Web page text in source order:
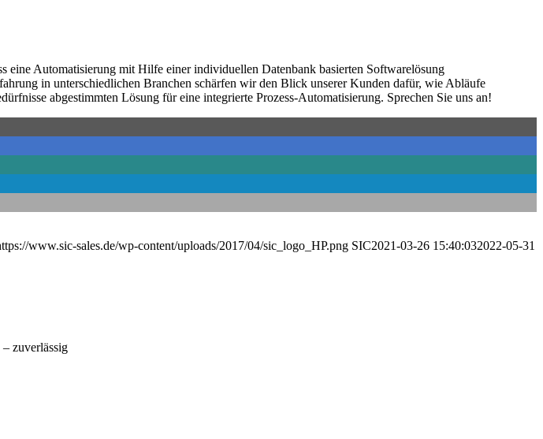
eine Automatisierung mit Hilfe einer individuellen Datenbank basierten Softwarelösung
in unterschiedlichen Branchen schärfen wir den Blick unserer Kunden dafür, wie Abläufe
abgestimmten Lösung für eine integrierte Prozess-Automatisierung. Sprechen Sie uns an!
www.sic-sales.de/wp-content/uploads/2017/04/sic_logo_HP.png SIC2021-03-26 15:40:032022-05-31
zuverlässig